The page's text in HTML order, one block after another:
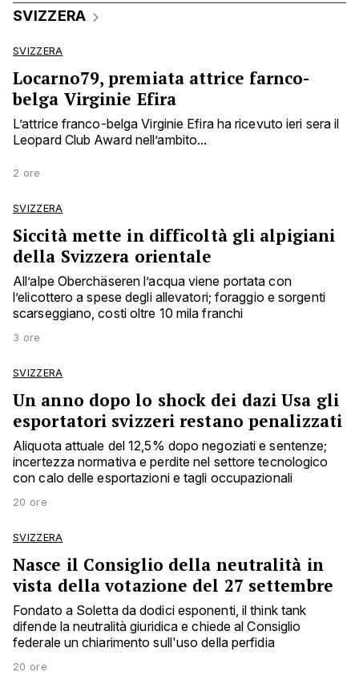
SVIZZERA
SVIZZERA
Locarno79, premiata attrice farnco-
belga Virginie Efira
L’attrice franco-belga Virginie Efira ha ricevuto ieri sera il
Leopard Club Award nell’ambito...
2 ore
SVIZZERA
Siccità mette in difficoltà gli alpigiani
della Svizzera orientale
All’alpe Oberchäseren l’acqua viene portata con
l’elicottero a spese degli allevatori; foraggio e sorgenti
scarseggiano, costi oltre 10 mila franchi
3 ore
SVIZZERA
Un anno dopo lo shock dei dazi Usa gli
esportatori svizzeri restano penalizzati
Aliquota attuale del 12,5% dopo negoziati e sentenze;
incertezza normativa e perdite nel settore tecnologico
con calo delle esportazioni e tagli occupazionali
20 ore
SVIZZERA
Nasce il Consiglio della neutralità in
vista della votazione del 27 settembre
Fondato a Soletta da dodici esponenti, il think tank
difende la neutralità giuridica e chiede al Consiglio
federale un chiarimento sull'uso della perfidia
20 ore